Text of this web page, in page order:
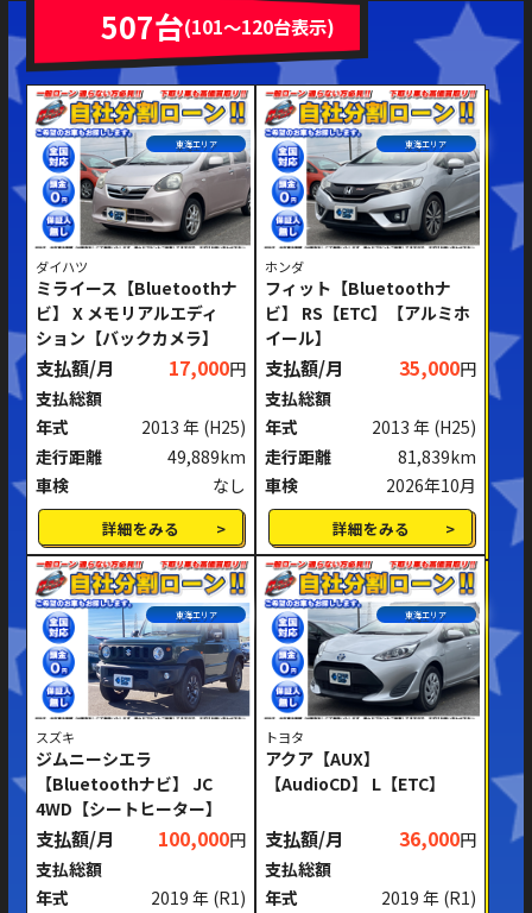
修復歴あり
ミッション
MT
ハンドル
右ハンドル
閉じる
507台(101～120台表示)
東海エリア
ダイハツ
ミライース【Bluetoothナ
ビ】 X メモリアルエディ
ション【バックカメラ】
支払額/月 17,000円
支払総額
年式
2013 年 (H25)
走行距離
49,889km
車検
なし
詳細をみる
東海エリア
ホンダ
フィット【Bluetoothナ
ビ】 RS【ETC】【アルミホ
イール】
支払額/月 35,000円
支払総額
年式
2013 年 (H25)
走行距離
81,839km
車検
2026年10月
詳細をみる
東海エリア
スズキ
ジムニーシエラ
【Bluetoothナビ】 JC
4WD【シートヒーター】
支払額/月 100,000円
支払総額
年式
2019 年 (R1)
東海エリア
トヨタ
アクア【AUX】
【AudioCD】 L【ETC】
支払額/月 36,000円
支払総額
年式
2019 年 (R1)